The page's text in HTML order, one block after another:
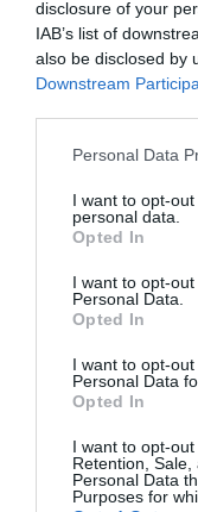
disclosure of your
IAB’s list of
also be disclosed by
Downstream
Please note that
not limited to your
grant or deny
use your data for
consent section.
Personal Data
I want to opt-
personal data.
Opted In
I want to opt-
Personal Data.
Opted In
I want to opt-
Personal Data
Opted In
I want to opt-out
Retention,
Personal Data
Purposes for
HASONLÓ ÉRDEKESSÉGEK
KIRÁNDULÁS A
PANNONHALMI
2026-08-04